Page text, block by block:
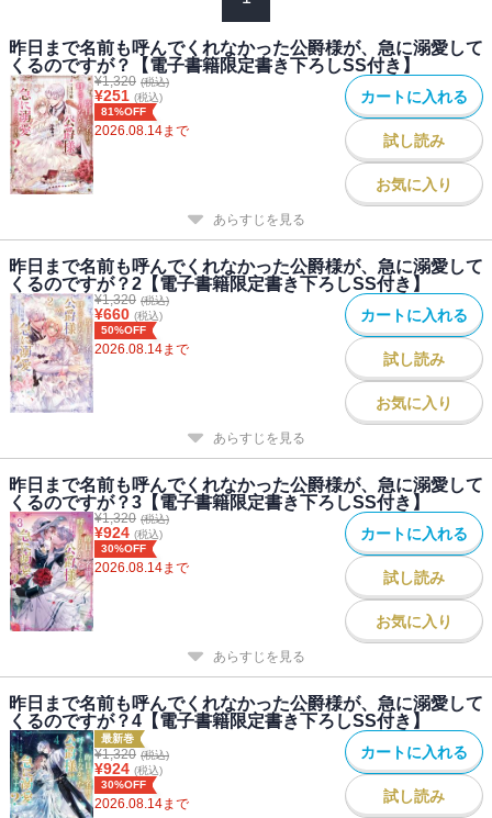
直ぐな愛の言葉に、凍えた心が癒えていく。だけど──愛されている
理由が分からない。仮初の人格が現れたのか？ 何がきっかけで、
心を入れ替えたのか・・・・・・？
「もう一度奇跡が起こるなら──僕が必ず君を幸せにしてみせる」
死に戻りで愛を見つけた冷血公爵×不遇なおっとり女神令嬢による、
やり直し溺愛ファンタジー開幕！
●著者：三月叶姫
初めまして。三月叶姫と申します。
二人の物語を本として出させて頂き、
幸せな気持ちでいっぱいです。
素敵すぎる表紙まで描いて頂きまして・・・（涙）
whimhalooo様、本当にありがとうございました！
くるのか・・・・・・
ドキドキじわじわ楽しみながらいろんなシーンを描かせていただき
ました！
深い深い愛の物語をお楽しみいただけますと幸いです。
昨日まで名前も呼んでくれなかった公爵様が、急に溺愛して
くるのですが？【電子書籍限定書き下ろしSS付き】
¥1,320 (税込)
¥251 (税込)
81%OFF
2026.08.14まで
カートに入れる
試し読み
お気に入り
あらすじを見る
昨日まで名前も呼んでくれなかった公爵様が、急に溺愛して
くるのですが？2【電子書籍限定書き下ろしSS付き】
¥1,320 (税込)
¥660 (税込)
50%OFF
2026.08.14まで
カートに入れる
試し読み
お気に入り
あらすじを見る
昨日まで名前も呼んでくれなかった公爵様が、急に溺愛して
くるのですが？3【電子書籍限定書き下ろしSS付き】
¥1,320 (税込)
¥924 (税込)
30%OFF
2026.08.14まで
カートに入れる
試し読み
お気に入り
あらすじを見る
昨日まで名前も呼んでくれなかった公爵様が、急に溺愛して
くるのですが？4【電子書籍限定書き下ろしSS付き】
最新巻
¥1,320 (税込)
¥924 (税込)
30%OFF
2026.08.14まで
カートに入れる
試し読み